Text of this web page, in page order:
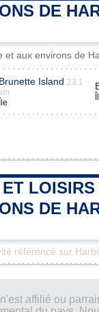
DE
et aux environs de
Brunette Island 23.1
km
Île
LOISIRS
DE
référencé sur
affilié ou